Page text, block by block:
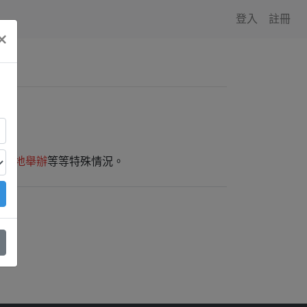
登入 註冊
外地舉辦等等特殊情況。